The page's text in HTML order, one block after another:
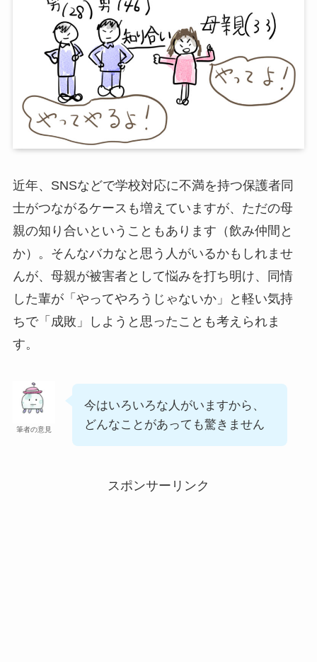
近年、SNSなどで学校対応に不満を持つ保護者同
士がつながるケースも増えていますが、ただの母
親の知り合いということもあります（飲み仲間と
か）。そんなバカなと思う人がいるかもしれませ
んが、母親が被害者として悩みを打ち明け、同情
した輩が「やってやろうじゃないか」と軽い気持
ちで「成敗」しようと思ったことも考えられま
す。
筆者の意見
今はいろいろな人がいますから、
どんなことがあっても驚きません
スポンサーリンク